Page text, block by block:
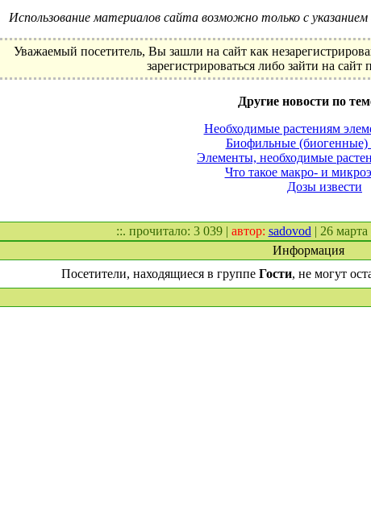
Использование материалов сайта возможно только с
Уважаемый посетитель, Вы зашли на сайт как
зарегистрироваться либо зайти на
Другие новости по
Необходимые растениям
Биофильные (биогенные)
Элементы, необходимые
Что такое макро- и
Дозы извести
::. прочитало: 3 039 | автор: sadovod | 26 марта
Информация
Посетители, находящиеся в группе Гости, не могут